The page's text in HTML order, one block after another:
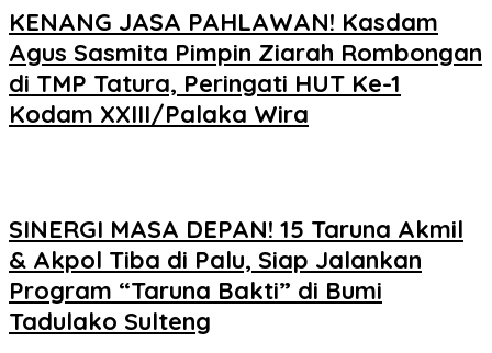
KENANG JASA PAHLAWAN! Kasdam
Agus Sasmita Pimpin Ziarah Rombongan
di TMP Tatura, Peringati HUT Ke-1
Kodam XXIII/Palaka Wira
SINERGI MASA DEPAN! 15 Taruna Akmil
& Akpol Tiba di Palu, Siap Jalankan
Program “Taruna Bakti” di Bumi
Tadulako Sulteng